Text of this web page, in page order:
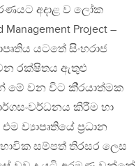
අදාළ ව ලෝක
Project –
යටතේ සිංහරාජ
රක්ෂිතය ඇතුළු
මේ වන විට කි‍්‍රයාත්මක
කිරීම හා
ව්‍යාපෘතියේ ප‍්‍රධාන
සම්පත් තිරසර ලෙස